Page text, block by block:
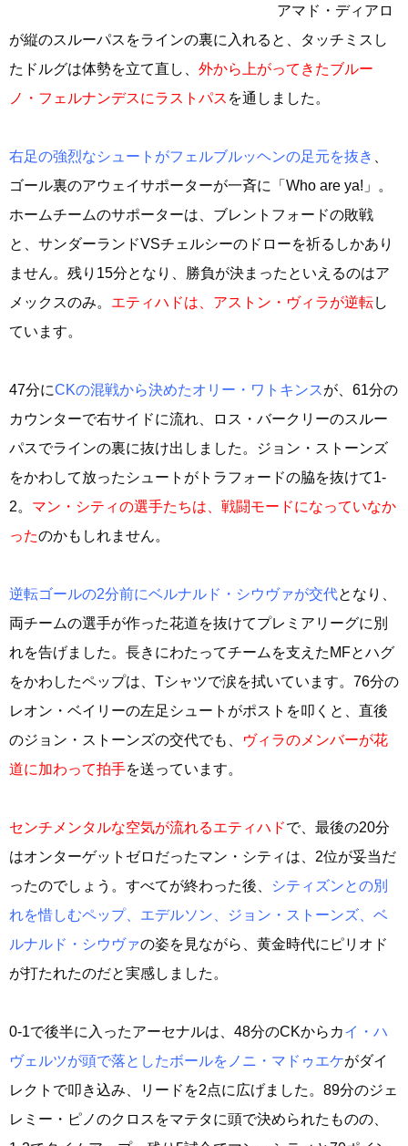
アマド・ディアロ
が縦のスルーパスをラインの裏に入れると、タッチミスし
たドルグは体勢を立て直し、 外から上がってきたブルー
ノ・フェルナンデスにラストパス を通しました。
右足の強烈なシュートがフェルブルッヘンの足元を抜き
ゴール裏のアウェイサポーターが一斉に「Who are ya!」。
ホームチームのサポーターは、ブレントフォードの敗戦
と、サンダーランドVSチェルシーのドローを祈るしかあり
ません。残り15分となり、勝負が決まったといえるのはア
メックスのみ。 エティハドは、アストン・ヴィラが逆転し
ています。
47分にCKの混戦から決めたオリー・ワトキンスが、61分の
カウンターで右サイドに流れ、ロス・バークリーのスルー
パスでラインの裏に抜け出しました。ジョン・ストーンズ
をかわして放ったシュートがトラフォードの脇を抜けて1-
2。 マン・シティの選手たちは、戦闘モードになっていなか
ったのかもしれません。
逆転ゴールの2分前にベルナルド・シウヴァが交代となり、
両チームの選手が作った花道を抜けてプレミアリーグに別
れを告げました。長きにわたってチームを支えたMFとハグ
をかわしたペップは、Tシャツで涙を拭いています。76分の
レオン・ベイリーの左足シュートがポストを叩くと、直後
のジョン・ストーンズの交代でも、
ヴィラのメンバーが花
道に加わって拍手を送っています。
センチメンタルな空気が流れるエティハドで、最後の20分
はオンターゲットゼロだったマン・シティは、2位が妥当だ
ったのでしょう。すべてが終わった後、
シティズンとの別
れを惜しむペップ、エデルソン、ジョン・ストーンズ、ベ
ルナルド・シウヴァの姿を見ながら、黄金時代にピリオド
が打たれたのだと実感しました。
0‐1で後半に入ったアーセナルは、48分のCKからカイ・ハ
ヴェルツが頭で落としたボールをノニ・マドゥエケがダイ
レクトで叩き込み、リードを2点に広げました。89分のジェ
レミー・ピノのクロスをマテタに頭で決められたものの、